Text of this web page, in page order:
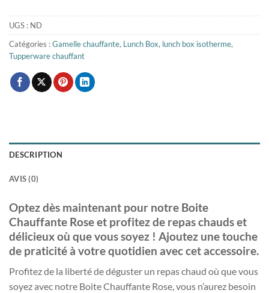
UGS : ND
Catégories :Gamelle chauffante, Lunch Box, lunch box isotherme,
Tupperware chauffant
DESCRIPTION
AVIS (0)
Optez dès maintenant pour notre Boite
Chauffante Rose et profitez de repas chauds et
délicieux où que vous soyez ! Ajoutez une touche
de praticité à votre quotidien avec cet accessoire.
Profitez de la liberté de déguster un repas chaud où que vous
soyez avec notre Boite Chauffante Rose, vous n’aurez besoin